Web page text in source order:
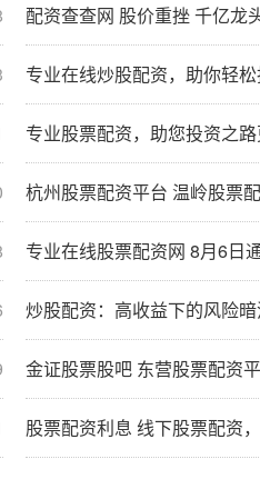
配资查查网 股价重挫 千亿龙头罕
专业在线炒股配资，助你轻
专业股票配资，助您投资之
杭州股票配资平台 温岭股票配资：助
专业在线股票配资网 8月6日通达电气涨停分析：充电桩
炒股配资：高收益下的风险
金证股票股吧 东营股票配资平台：助
股票配资利息 线下股票配资，